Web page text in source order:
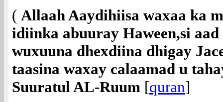
( Allaah Aaydihiisa waxaa ka
idiinka abuuray Haween,si aad
wuxuuna dhexdiina dhigay
taasina waxay calaamad u
Suuratul AL-Ruum [quran]